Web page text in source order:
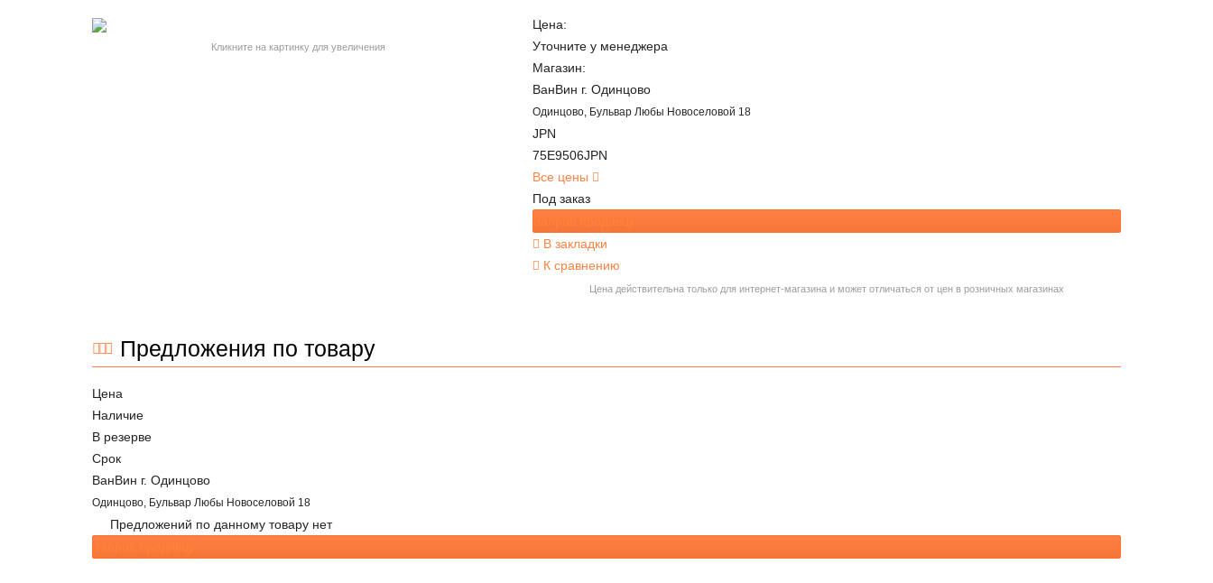
Кликните на картинку для увеличения
Цена:
Уточнитеу менеджера
Магазин:
ВанВин г. Одинцово
Одинцово, Бульвар Любы Новоселовой 18
JPN
75E9506JPN
Все цены
Под заказ
В закладки
К сравнению
Цена действительна только для интернет-магазина и может отличаться от цен в розничных магазинах
Предложения по товару
Цена
Наличие
В резерве
Срок
ВанВин г. Одинцово
Одинцово, Бульвар Любы Новоселовой 18
Предложений по данному товару нет